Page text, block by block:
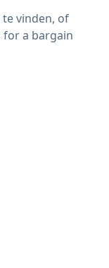
vinden, of
for a bargain